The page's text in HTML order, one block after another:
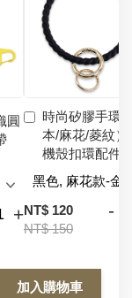
圓
+
時尚矽膠手環
本/麻花/菱紋）
機殼扣環配件
NT$ 120
NT$ 150
-
加入購物車